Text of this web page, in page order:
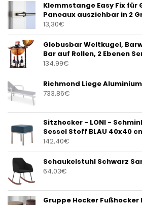
Klemmstange Easy Fix für
Paneaux ausziehbar in 2
13,30€
Globusbar Weltkugel,
Bar auf Rollen, 2 Ebenen
134,99€
Richmond Liege
733,86€
Sitzhocker - LONI -
Sessel Stoff BLAU 40x40
142,40€
Schaukelstuhl Schwarz
64,03€
Gruppe Hocker Fußhocker